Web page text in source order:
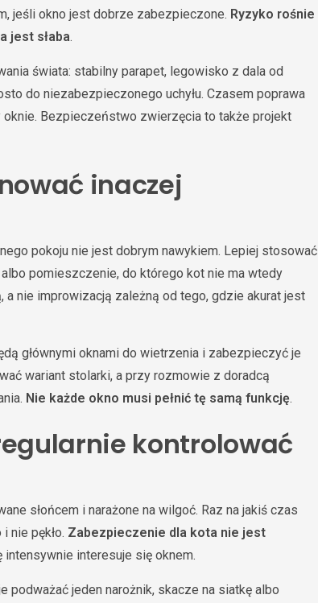
jeśli okno jest dobrze zabezpieczone. Ryzyko rośnie
jest słaba.
świata: stabilny parapet, legowisko z dala od
do niezabezpieczonego uchyłu. Czasem poprawa
Bezpieczeństwo zwierzęcia to także projekt
inaczej
pokoju nie jest dobrym nawykiem. Lepiej stosować
pomieszczenie, do którego kot nie ma wtedy
, a nie improwizacją zależną od tego, gdzie akurat jest
głównymi oknami do wietrzenia i zabezpieczyć je
wariant stolarki, a przy rozmowie z doradcą
Nie każde okno musi pełnić tę samą funkcję.
kontrolować
słońcem i narażone na wilgoć. Raz na jakiś czas
nie pękło. Zabezpieczenie dla kota nie jest
interesuje się oknem.
jeden narożnik, skacze na siatkę albo